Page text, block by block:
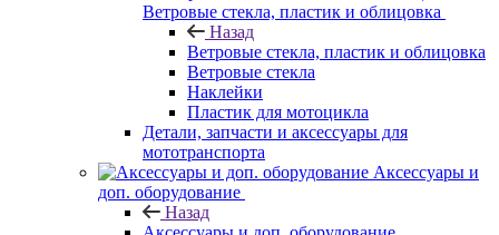
Ветровые стекла, пластик и облицовка
Назад
Ветровые стекла, пластик и облицовка
Ветровые стекла
Наклейки
Пластик для мотоцикла
Детали, запчасти и аксессуары для
мототранспорта
Аксессуары и
доп. оборудование
Назад